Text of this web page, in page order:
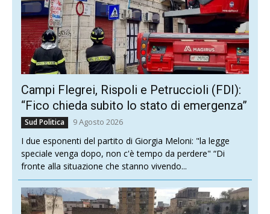
Campi Flegrei, Rispoli e Petruccioli (FDI):
“Fico chieda subito lo stato di emergenza”
Sud Politica 9 Agosto 2026
I due esponenti del partito di Giorgia Meloni: "la legge
speciale venga dopo, non c'è tempo da perdere" “Di
fronte alla situazione che stanno vivendo...